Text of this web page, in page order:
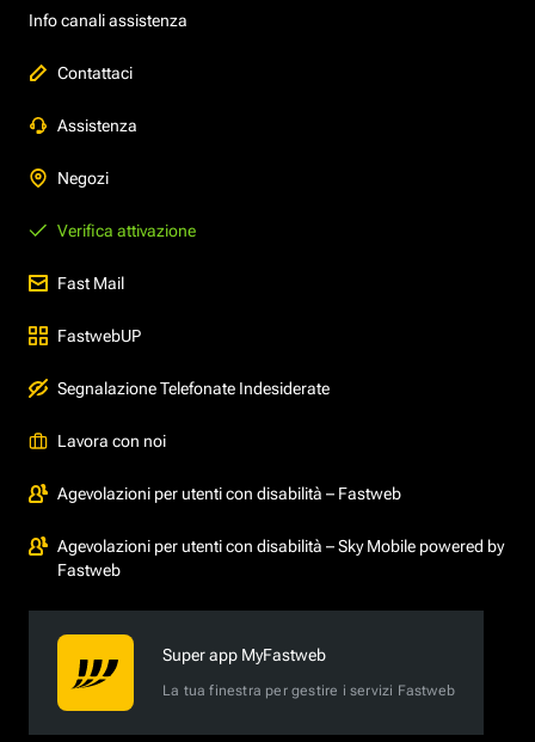
Info canali assistenza
Contattaci
Assistenza
Negozi
Verifica attivazione
Fast Mail
FastwebUP
Segnalazione Telefonate Indesiderate
Lavora con noi
Agevolazioni per utenti con disabilità – Fastweb
Agevolazioni per utenti con disabilità – Sky Mobile powered by
Fastweb
Super app MyFastweb
La tua finestra per gestire i servizi Fastweb